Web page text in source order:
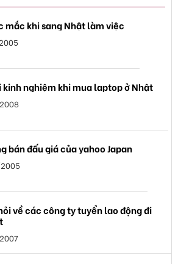
mắc khi sang Nhật làm việc
kinh nghiệm khi mua laptop ở Nhật
bán đấu giá của yahoo Japan
về các công ty tuyển lao động đi